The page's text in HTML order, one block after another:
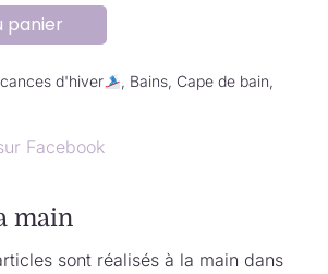
panier
d'hiver , Bains, Cape de bain,
Facebook
main
sont réalisés à la main dans